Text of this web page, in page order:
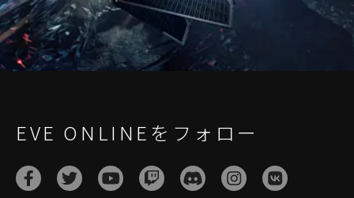
EVE ONLINEをフォロー